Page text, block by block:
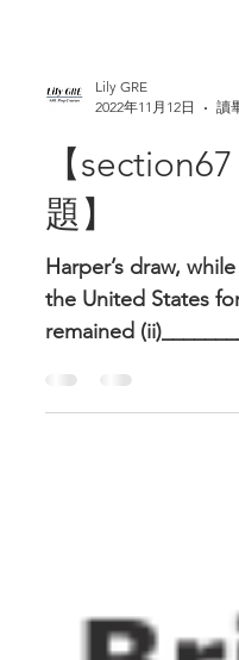
2022年11月12日
讀
【section67
題】
Harper’s draw, while
remained